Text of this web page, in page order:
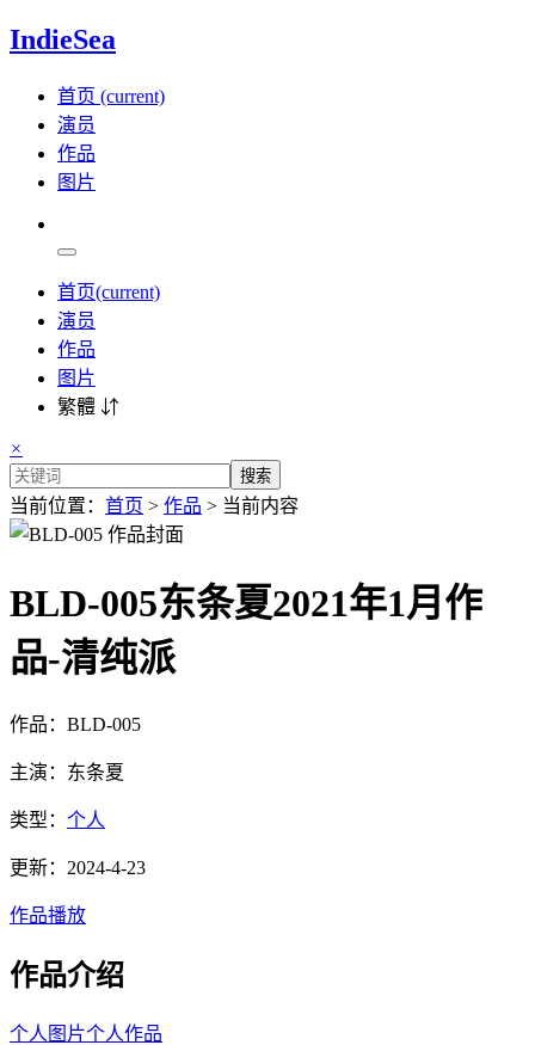
IndieSea
首页 (current)
演员
作品
图片
首页(current)
演员
作品
图片
繁體 ⇵
×
搜索
当前位置： 首页 > 作品 > 当前内容
BLD-005东条夏2021年1月作
品-清纯派
作品：BLD-005
主演：东条夏
类型： 个人
更新：2024-4-23
作品播放
作品介绍
个人图片个人作品